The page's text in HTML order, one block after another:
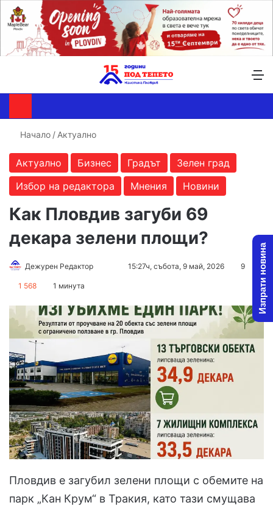
Начало / Актуално
Актуално Бизнес Градът
Зелен град
Избор на редактора
Мнения Новини
Как Пловдив загуби 69
декара зелени площи?
Дежурен Редактор
Send15:27ч, събота, 9 май, 2026 9
1 568 1 минута
Пловдив е загубил зелени площи с обемите на
парк „Кан Крум“ в Тракия, като тази смущава
Изпрати новина